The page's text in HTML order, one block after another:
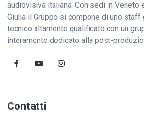
audiovisiva italiana. Con sedi in Veneto
Giulia il Gruppo si compone di uno staff
tecnico altamente qualificato con un
interamente dedicato alla post-
Contatti